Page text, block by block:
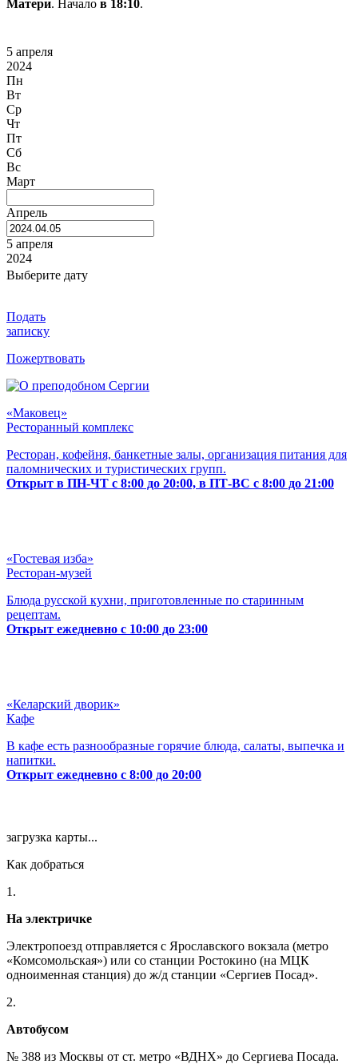
Матери. Начало в 18:10.
5 апреля
2024
Пн
Вт
Ср
Чт
Пт
Сб
Вс
Март
Апрель
5 апреля
2024
Выберите дату
Подать
записку
Пожертвовать
«Маковец»
Ресторанный комплекс
Ресторан, кофейня, банкетные залы, организация питания для
паломнических и туристических групп.
Открыт в ПН-ЧТ с 8:00 до 20:00, в ПТ-ВС с 8:00 до 21:00
«Гостевая изба»
Ресторан-музей
Блюда русской кухни, приготовленные по старинным
рецептам.
Открыт ежедневно с 10:00 до 23:00
«Келарский дворик»
Кафе
В кафе есть разнообразные горячие блюда, салаты, выпечка и
напитки.
Открыт ежедневно с 8:00 до 20:00
загрузка карты...
Как добраться
1.
На электричке
Электропоезд отправляется с Ярославского вокзала (метро
«Комсомольская») или со станции Ростокино (на МЦК
одноименная станция) до ж/д станции «Сергиев Посад».
2.
Автобусом
№ 388 из Москвы от ст. метро «ВДНХ» до Сергиева Посада.